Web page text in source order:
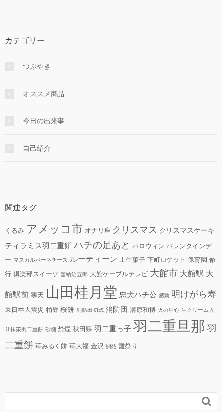
カテゴリー
つぶやき
オススメ商品
今日の出来事
自己紹介
関連タグ
くるみ アメッコ市 オナリ座 クリスマス クリスマスケーキ
ティラミス羽二重餅 ハチの足あと ハロウィン バレンタインデ
ー マスカルポーネチーズ ルーティーン 上生菓子 下町ロケット 保育園 修
行 倶楽部スイーツ 嘉納治五郎 大館ケーブルテレビ 大館市 大館駅 大
館駅前 寒天 山田桂月堂 忠犬ハチ公 感動 明けがら寿
東日本大震災 柏餅 桜餅 消防出初式 消防団 清原和博 火の用心 生クリーム入
り抹茶羽二重餅 砂糖 禁煙 秋田県 羽二重っ子 羽二重旦那 羽
二重餅 苺みるく餅 苺大福 金沢 開発 雛祭り
